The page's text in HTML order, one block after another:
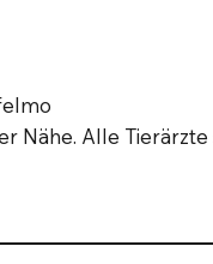
Nähe. Alle